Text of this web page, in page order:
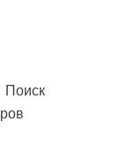
Поиск